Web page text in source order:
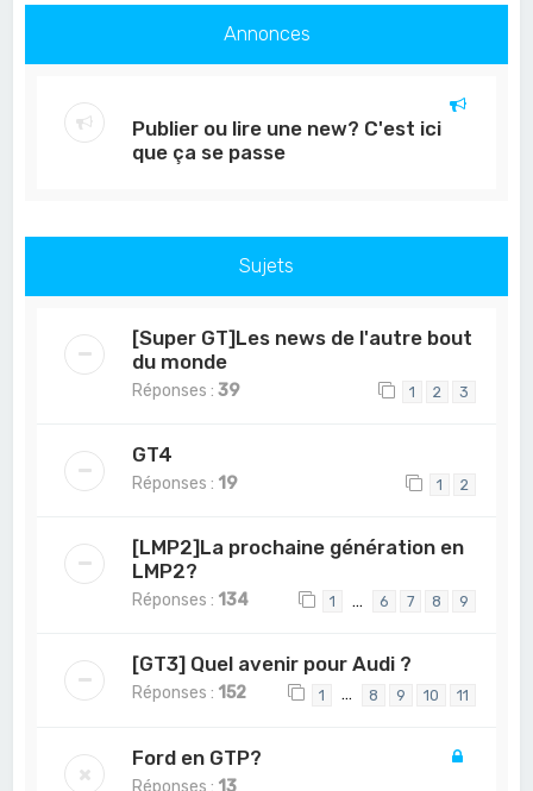
Annonces
Publier ou lire une new? C'est ici
que ça se passe
Sujets
[Super GT]Les news de l'autre bout
du monde
Réponses :39 1 2 3
GT4
Réponses : 19 1 2
[LMP2]La prochaine génération en
LMP2?
Réponses : 134 1 … 6 7 8 9
[GT3] Quel avenir pour Audi ?
Réponses : 152 1 … 8 9 10 11
Ford en GTP?
Réponses : 13